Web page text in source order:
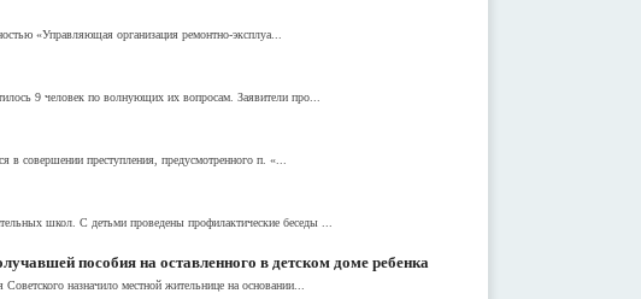
«Управляющая организация ремонтно-эксплуа...
9 человек по волнующих их вопросам. Заявители про...
совершении преступления, предусмотренного п. «...
школ. С детьми проведены профилактические беседы ...
пособия на оставленного в детском доме ребенка
назначило местной жительнице на основании...